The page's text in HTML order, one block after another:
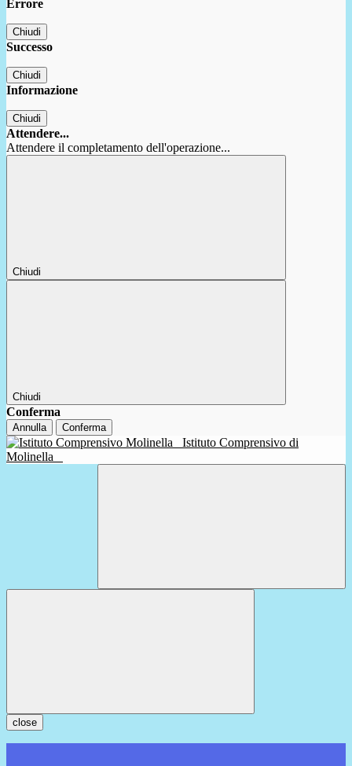
Errore
Chiudi
Successo
Chiudi
Informazione
Chiudi
Attendere...
Attendere il completamento dell'operazione...
Chiudi
Chiudi
Conferma
Annulla Conferma
Istituto Comprensivo di
Molinella
close